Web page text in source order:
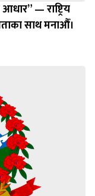
— राष्ट्रिय
साथ मनाऔँ।